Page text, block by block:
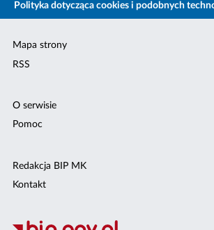
Polityka dotycząca cookies i podobnych
Mapa strony
RSS
O serwisie
Pomoc
Redakcja BIP MK
Kontakt